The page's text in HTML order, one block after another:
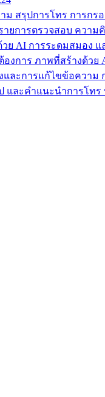
าม สรุปการโทร การก
ายการตรวจสอบ ความ
ย AI การระดมสมอง แ
งการ ภาพที่สร้างด้วย
และการแก้ไขข้อควา
และคำแนะนำการโท